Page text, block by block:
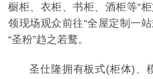
橱柜、衣柜、书柜、酒柜等“
领现场观众前往“全屋定制一
“圣粉”趋之若鹜。
圣仕隆拥有板式(柜体)、